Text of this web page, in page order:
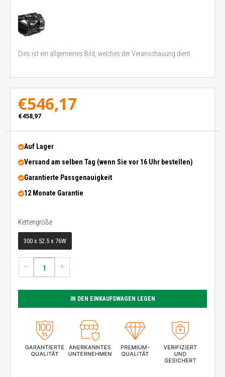
Dies ist ein allgemeines Bild, welches der Veranschauung dient
€546,17
€458,97
Auf Lager
Versand am selben Tag (wenn Sie vor 16 Uhr bestellen)
Garantierte Passgenauigkeit
12 Monate Garantie
KettengrößeKettengröße
300 x 52.5 x 76W
IN DEN EINKAUFSWAGEN LEGEN